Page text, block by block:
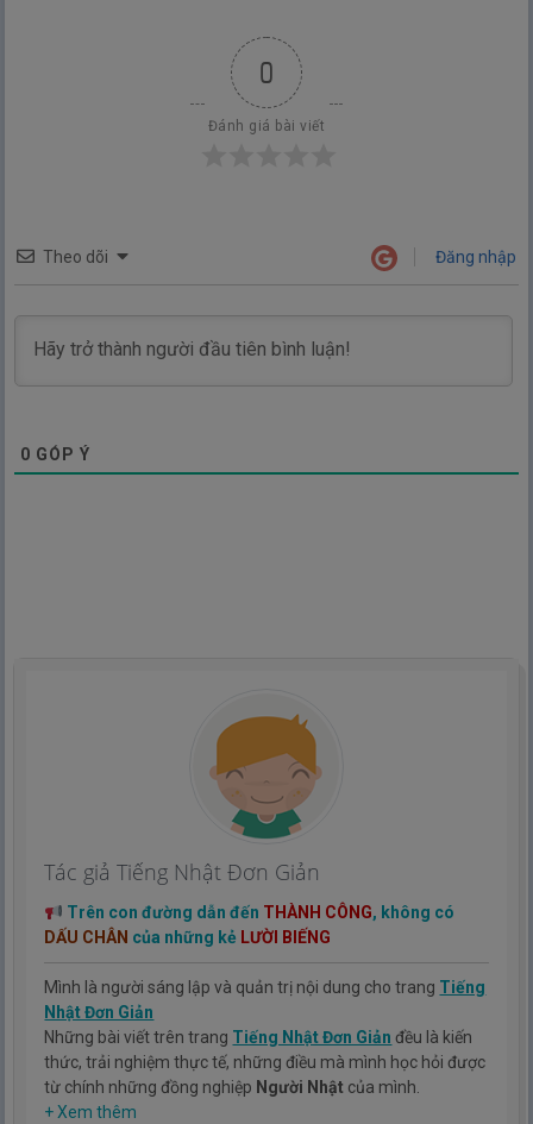
0
Đánh giá bài viết
Theo dõi Đăng nhập
0 GÓP Ý
Tác giả Tiếng Nhật Đơn Giản
Trên con đường dẫn đến THÀNH CÔNG, không có
DẤU CHÂN của những kẻ LƯỜI BIẾNG
Mình là người sáng lập và quản trị nội dung cho trang Tiếng
Nhật Đơn Giản
Những bài viết trên trang Tiếng Nhật Đơn Giản đều là kiến
thức, trải nghiệm thực tế, những điều mà mình học hỏi được
từ chính những đồng nghiệp Người Nhật của mình.
Hy vọng rằng kinh nghiệm mà mình có được sẽ giúp các bạn
+ Xem thêm